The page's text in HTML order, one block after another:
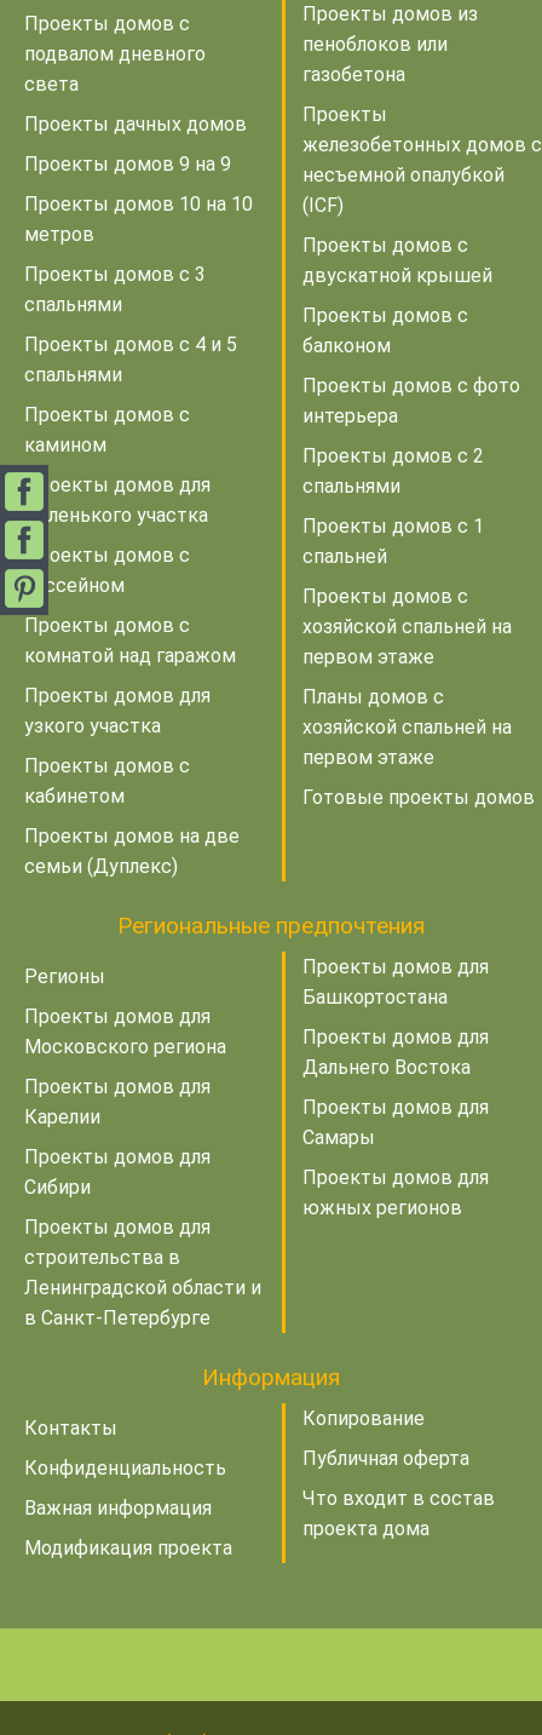
Проекты домов с
подвалом дневного
света
Проекты дачных домов
Проекты домов 9 на 9
Проекты домов 10 на 10
метров
Проекты домов с 3
спальнями
Проекты домов с 4 и 5
спальнями
Проекты домов с
камином
Проекты домов для
маленького участка
Проекты домов с
бассейном
Проекты домов с
комнатой над гаражом
Проекты домов для
узкого участка
Проекты домов с
кабинетом
Проекты домов на две
семьи (Дуплекс)
Проекты домов из
пеноблоков или
газобетона
Проекты
железобетонных домов с
несъемной опалубкой
(ICF)
Проекты домов с
двускатной крышей
Проекты домов с
балконом
Проекты домов с фото
интерьера
Проекты домов с 2
спальнями
Проекты домов с 1
спальней
Проекты домов с
хозяйской спальней на
первом этаже
Планы домов с
хозяйской спальней на
первом этаже
Готовые проекты домов
Региональные предпочтения
Регионы
Проекты домов для
Московского региона
Проекты домов для
Карелии
Проекты домов для
Сибири
Проекты домов для
строительства в
Ленинградской области и
в Санкт-Петербурге
Проекты домов для
Башкортостана
Проекты домов для
Дальнего Востока
Проекты домов для
Самары
Проекты домов для
южных регионов
Информация
Контакты
Конфиденциальность
Важная информация
Модификация проекта
Копирование
Публичная оферта
Что входит в состав
проекта дома